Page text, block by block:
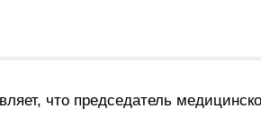
что председатель